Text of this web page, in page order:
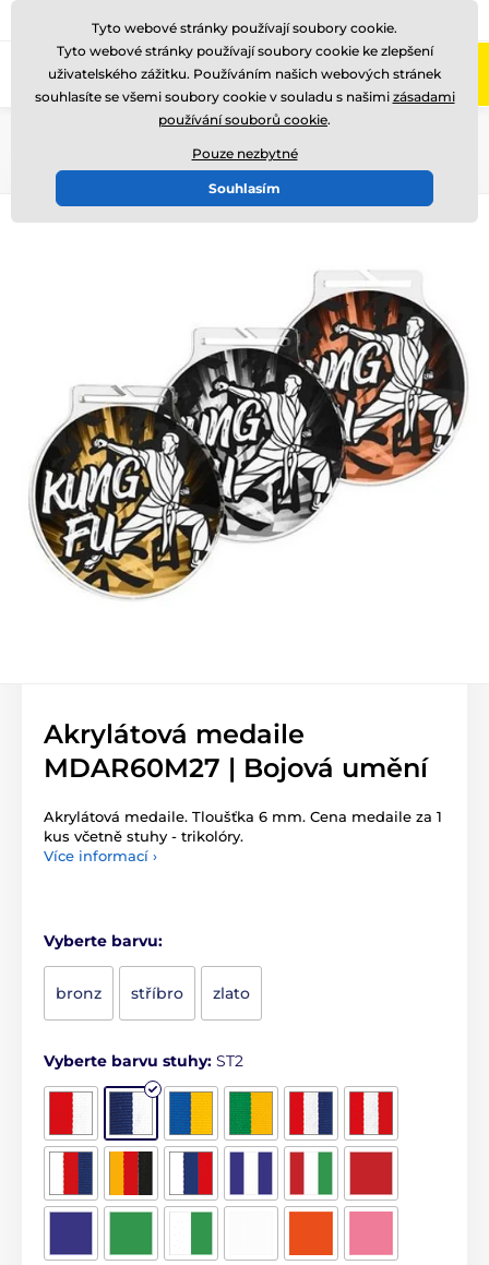
Zavolejte nám (Po-Pá 8-17)
Akrylátová medaile
MDAR60M27 | Bojová umění
Akrylátová medaile. Tloušťka 6 mm. Cena medaile za 1
kus včetně stuhy - trikolóry.
Více informací ›
Vyberte barvu:
bronz stříbro zlato
Vyberte barvu stuhy: ST2
Tyto webové stránky používají soubory cookie.
Tyto webové stránky používají soubory cookie ke zlepšení
uživatelského zážitku. Používáním našich webových stránek
souhlasíte se všemi soubory cookie v souladu s našimi zásadami
používání souborů cookie.
Pouze nezbytné
Souhlasím